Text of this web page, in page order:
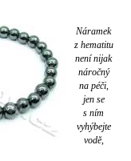
Náramek
z hematitu
není nijak
náročný
na péči,
jen se
s ním
vyhýbejte
vodě,